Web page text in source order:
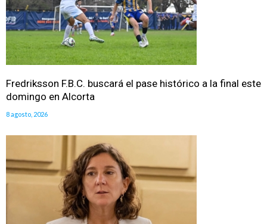
Fredriksson F.B.C. buscará el pase histórico a la final este
domingo en Alcorta
8 agosto, 2026